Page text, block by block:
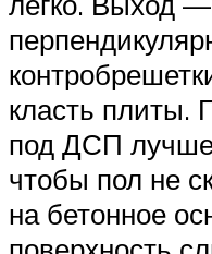
класть плиты.
под ДСП лучше
чтобы пол не
на бетонное